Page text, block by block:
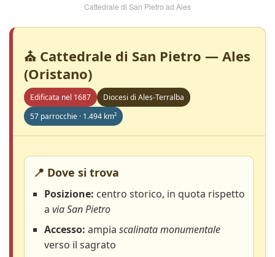
Cattedrale di San Pietro ad Ales
⛪ Cattedrale di San Pietro — Ales
(Oristano)
Edificata nel 1687
Diocesi di Ales-Terralba
57 parrocchie · 1.494 km²
📍 Dove si trova
Posizione: centro storico, in quota rispetto
a via San Pietro
Accesso: ampia scalinata monumentale
verso il sagrato